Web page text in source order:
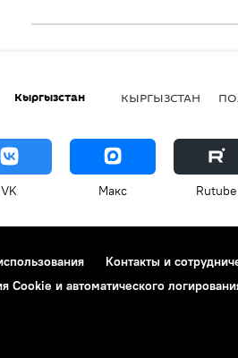
Кыргызстан КЫРГЫЗСТАН
VK Макс Rutube
Контакты и
Cookie и автоматического